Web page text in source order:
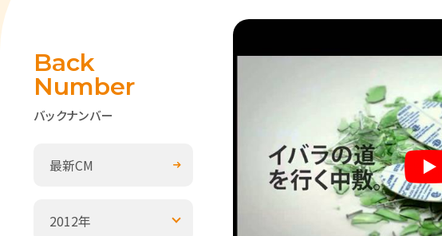
バックナンバー
Back
Number
最新CM
2012年